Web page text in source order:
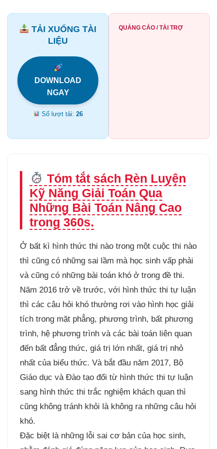
TẢI XUỐNG TÀI
LIỆU
DOWNLOAD
NGAY
Số lượt tải:26
QUẢNG CÁO / TÀI TRỢ
Tóm tắt sách Rèn Luyện
Kỹ Năng Giải Toán Qua
Những Bài Toán Nâng Cao
trong 360s.
Ở bất kì hình thức thi nào trong một cuộc thi nào
thì cũng có những sai lầm mà học sinh vấp phải
và cũng có những bài toán khó ở trong đề thi.
Năm 2016 trở về trước, với hình thức thi tự luận
thì các câu hỏi khó thường rơi vào hình học giải
tích trong mặt phẳng, phương trình, bất phương
trình, hệ phương trình và các bài toán liên quan
đến bất đẳng thức, giá trị lớn nhất, giá trị nhỏ
nhất của biểu thức. Và bắt đầu năm 2017, Bộ
Giáo dục và Đào tạo đổi từ hình thức thi tự luận
sang hình thức thi trắc nghiệm khách quan thì
cũng không tránh khỏi là không ra những câu hỏi
khó.
Đặc biệt là những lỗi sai cơ bản của học sinh,